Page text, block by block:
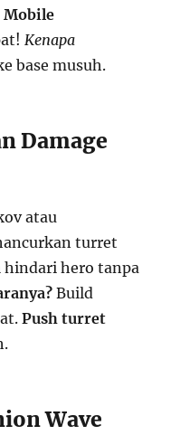
Mobile
Kenapa
base musuh.
Damage
atau
turret
hindari hero tanpa
Build
Push turret
Wave